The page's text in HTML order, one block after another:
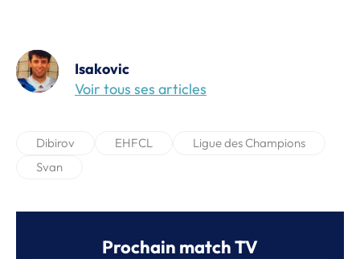
Isakovic
Voir tous ses articles
Dibirov EHFCL
Ligue des Champions
Svan
Prochain match TV